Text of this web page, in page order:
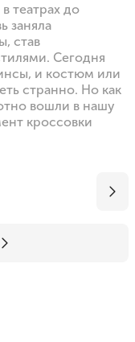
театрах до
заняла
став
Сегодня
и костюм или
странно. Но как
вошли в нашу
кроссовки